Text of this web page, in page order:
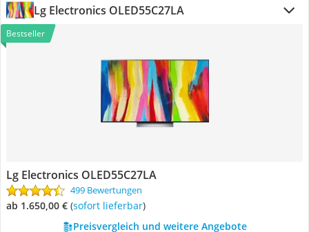
Lg Electronics OLED55C27LA
Bestseller
Lg Electronics OLED55C27LA
499 Bewertungen
ab 1.650,00 € ( Sofort lieferbar)
Preisvergleich und weitere Angebote